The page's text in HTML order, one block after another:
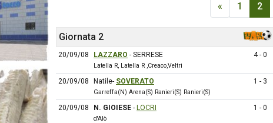
« 1 2
Giornata 2
20/09/08 LAZZARO - SERRESE
Latella R, Latella R ,Creaco,Veltri
4 - 0
20/09/08 Natile- SOVERATO
Garreffa(N) Arena(S) Ranieri(S) Ranieri(S)
1 - 3
20/09/08 N. GIOIESE - LOCRI
d'Alò
1 - 0